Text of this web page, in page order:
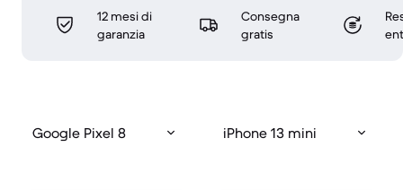
12 mesi di
garanzia
Consegna
gratis
Google Pixel 8 iPhone 13 mini